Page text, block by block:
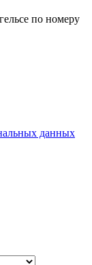
по номеру
данных